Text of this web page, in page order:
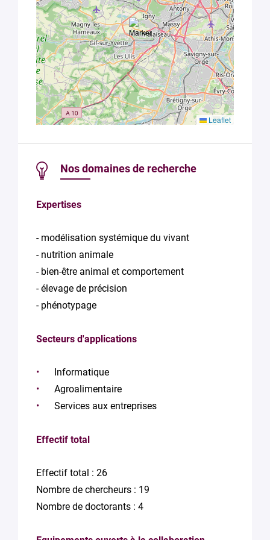
Leaflet
Nos domaines de recherche
Expertises
- modélisation systémique du vivant
- nutrition animale
- bien-être animal et comportement
- élevage de précision
- phénotypage
Secteurs d'applications
Informatique
Agroalimentaire
Services aux entreprises
Effectif total
Effectif total : 26
Nombre de chercheurs : 19
Nombre de doctorants : 4